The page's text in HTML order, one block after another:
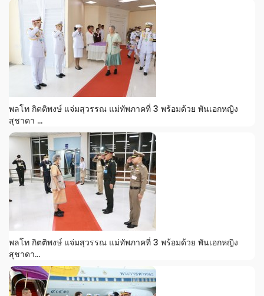
พลโท กิตติพงษ์ แจ่มสุวรรณ แม่ทัพภาคที่ 3 พร้อมด้วย พันเอกหญิง
สุชาดา ...
พลโท กิตติพงษ์ แจ่มสุวรรณ แม่ทัพภาคที่ 3 พร้อมด้วย พันเอกหญิง
สุชาดา...